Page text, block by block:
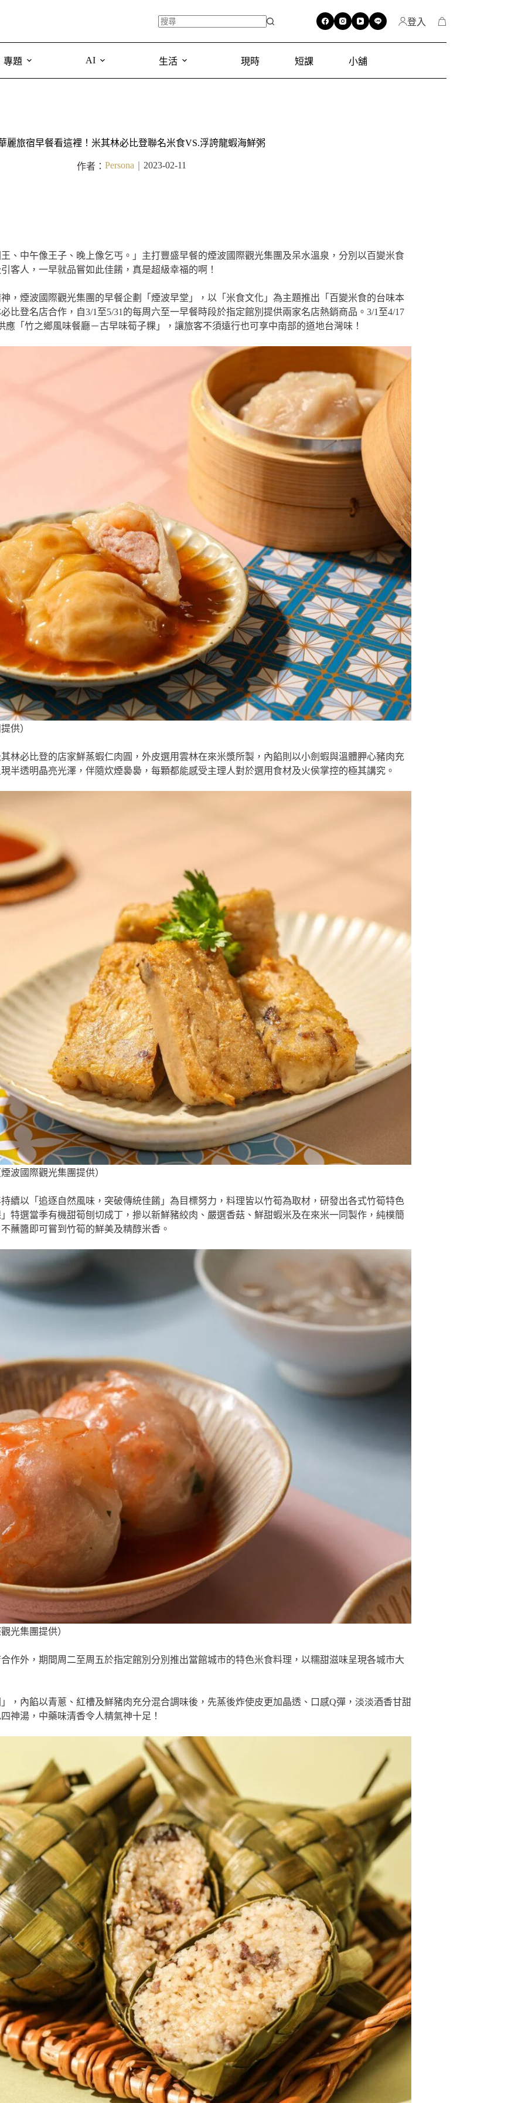
登入
專題 AI 生活 現時 短課 小舖
麗旅宿早餐看這裡！米其林必比登聯名米食VS.浮誇龍蝦海鮮粥
作者： Persona｜ 2023-02-11
、中午像王子、晚上像乞丐。」主打豐盛早餐的煙波國際觀光集團及呆水溫泉，分別以百變米食
客人，一早就品嘗如此佳餚，真是超級幸福的啊！
，煙波國際觀光集團的早餐企劃「煙波早堂」，以「米食文化」為主題推出「百變米食的台味本
比登名店合作，自3/1至5/31的每周六至一早餐時段於指定館別提供兩家名店熱銷商品。3/1至4/17
應「竹之鄉風味餐廳－古早味筍子粿」，讓旅客不須遠行也可享中南部的道地台灣味！
供）
林必比登的店家鮮蒸蝦仁肉圓，外皮選用雲林在來米漿所製，內餡則以小劍蝦與溫體胛心豬肉充
半透明晶亮光澤，伴隨炊煙裊裊，每顆都能感受主理人對於選用食材及火侯掌控的極其講究。
波國際觀光集團提供）
續以「追逐自然風味，突破傳統佳餚」為目標努力，料理皆以竹筍為取材，研發出各式竹筍特色
特選當季有機甜筍刨切成丁，摻以新鮮豬絞肉、嚴選香菇、鮮甜蝦米及在來米一同製作，純樸簡
蘸醬即可嘗到竹筍的鮮美及精醇米香。
光集團提供）
作外，期間周二至周五於指定館別分別推出當館城市的特色米食料理，以糯甜滋味呈現各城市大
，內餡以青蔥、紅槽及鮮豬肉充分混合調味後，先蒸後炸使皮更加晶透、口感Q彈，淡淡酒香甘甜
神湯，中藥味清香令人精氣神十足！